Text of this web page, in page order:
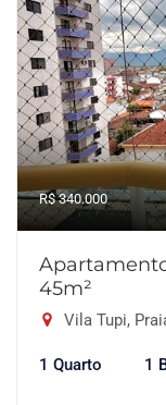
R$ 340.000
45m²
Vila Tupi,
1 Quarto 1